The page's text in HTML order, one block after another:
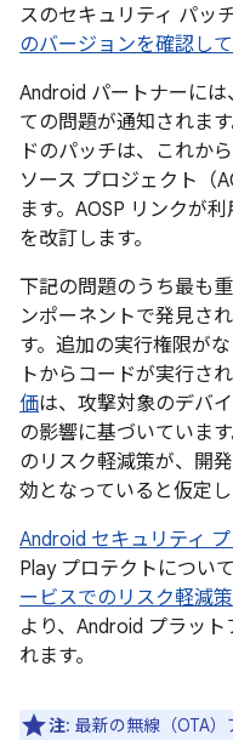
スのセキュリティ パッ
のバージョンを確認し
Android パートナーに
ての問題が通知されま
ドのパッチは、これか
ソース プロジェクト（
ます。AOSP リンクが
を改訂します。
下記の問題のうち最も
ンポーネントで発見さ
す。追加の実行権限が
トからコードが実行さ
価は、攻撃対象のデバ
の影響に基づいていま
のリスク軽減策が、開
効となっていると仮定し
Android セキュリティ
Play プロテクトについ
ービスでのリスク軽減策
より、Android プラッ
れます。
注: 最新の無線（OTA